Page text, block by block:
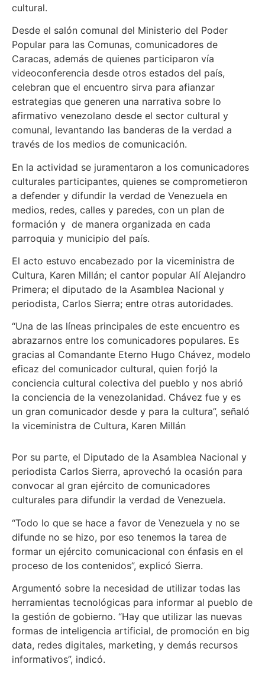
cultural.
Desde el salón comunal del Ministerio del Poder
Popular para las Comunas, comunicadores de
Caracas, además de quienes participaron vía
videoconferencia desde otros estados del país,
celebran que el encuentro sirva para afianzar
estrategias que generen una narrativa sobre lo
afirmativo venezolano desde el sector cultural y
comunal, levantando las banderas de la verdad a
través de los medios de comunicación.
En la actividad se juramentaron a los comunicadores
culturales participantes, quienes se comprometieron
a defender y difundir la verdad de Venezuela en
medios, redes, calles y paredes, con un plan de
formación y de manera organizada en cada
parroquia y municipio del país.
El acto estuvo encabezado por la viceministra de
Cultura, Karen Millán; el cantor popular Alí Alejandro
Primera; el diputado de la Asamblea Nacional y
periodista, Carlos Sierra; entre otras autoridades.
“Una de las líneas principales de este encuentro es
abrazarnos entre los comunicadores populares. Es
gracias al Comandante Eterno Hugo Chávez, modelo
eficaz del comunicador cultural, quien forjó la
conciencia cultural colectiva del pueblo y nos abrió
la conciencia de la venezolanidad. Chávez fue y es
un gran comunicador desde y para la cultura”, señaló
la viceministra de Cultura, Karen Millán
Por su parte, el Diputado de la Asamblea Nacional y
periodista Carlos Sierra, aprovechó la ocasión para
convocar al gran ejército de comunicadores
culturales para difundir la verdad de Venezuela.
“Todo lo que se hace a favor de Venezuela y no se
difunde no se hizo, por eso tenemos la tarea de
formar un ejército comunicacional con énfasis en el
proceso de los contenidos”, explicó Sierra.
Argumentó sobre la necesidad de utilizar todas las
herramientas tecnológicas para informar al pueblo de
la gestión de gobierno. “Hay que utilizar las nuevas
formas de inteligencia artificial, de promoción en big
data, redes digitales, marketing, y demás recursos
informativos”, indicó.